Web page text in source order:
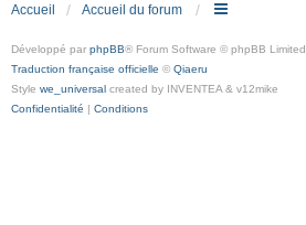
Accueil Accueil du forum
Développé par phpBB® Forum Software © phpBB Limited
Traduction française officielle © Qiaeru
Style we_universal created by INVENTEA & v12mike
Confidentialité | Conditions